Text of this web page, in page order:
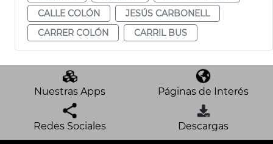
CALLE COLÓN
JESÚS CARBONELL
CARRER COLÓN
CARRIL BUS
Nuestras Apps Páginas de Interés
Redes Sociales Descargas